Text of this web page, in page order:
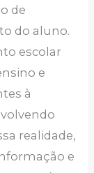
de
do aluno.
escolar
e
à
realidade,
e